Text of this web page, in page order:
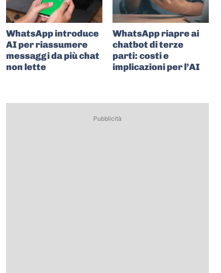
WhatsApp introduce
AI per riassumere
messaggi da più chat
non lette
WhatsApp riapre ai
chatbot di terze
parti: costi e
implicazioni per l’AI
Pubblicità